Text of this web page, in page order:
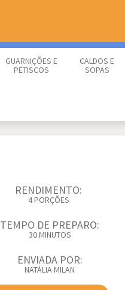
GUARNIÇÕES E
PETISCOS
CALDOS E
SOPAS
RENDIMENTO:
4 PORÇÕES
TEMPO DE PREPARO:
30 MINUTOS
ENVIADA POR:
NATÁLIA MILAN